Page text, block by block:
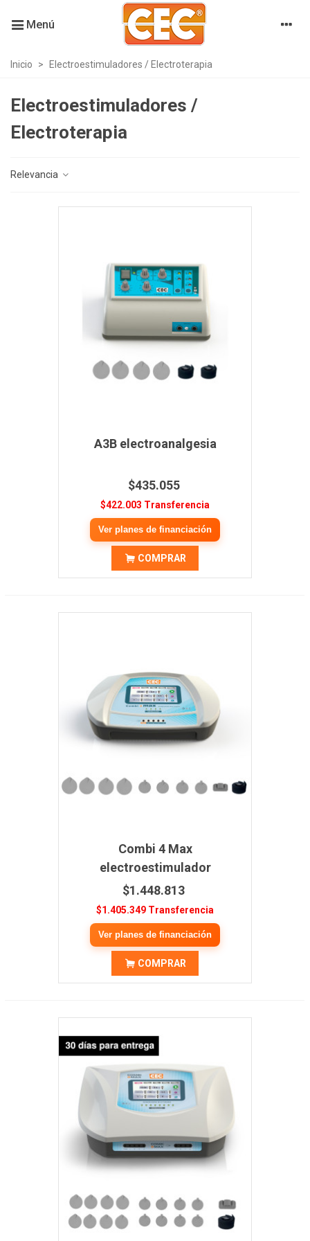
Menú
Inicio > Electroestimuladores / Electroterapia
Electroestimuladores /
Electroterapia
Relevancia
A3B electroanalgesia
$435.055
$422.003 Transferencia
Ver planes de financiación
COMPRAR
Combi 4 Max
electroestimulador
$1.448.813
$1.405.349 Transferencia
Ver planes de financiación
COMPRAR